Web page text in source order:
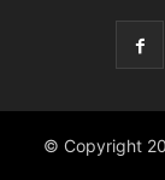
© Copyright